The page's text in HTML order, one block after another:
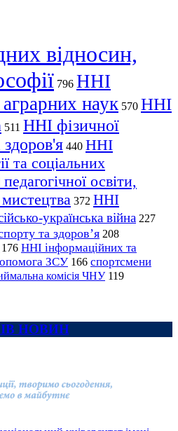
відносин,
796 ННІ
наук 570 ННІ
511 ННІ фізичної
здоров'я 440 ННІ
та соціальних
освіти,
мистецтва 372 ННІ
українська війна 227
та здоров’я 208
176 ННІ інформаційних та
ЗСУ 166 спортсмени
комісія ЧНУ 119
НОВИН